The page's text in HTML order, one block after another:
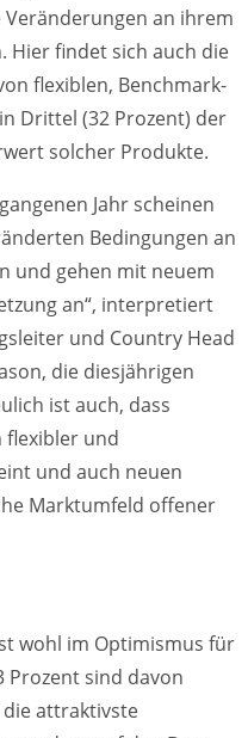
an ihrem
Hier findet sich auch die
flexiblen, Benchmark-
Drittel (32 Prozent) der
solcher Produkte.
Jahr scheinen
Bedingungen an
und gehen mit neuem
an“, interpretiert
und Country Head
die diesjährigen
ist auch, dass
flexibler und
und auch neuen
Marktumfeld offener
wohl im Optimismus für
Prozent sind davon
die attraktivste